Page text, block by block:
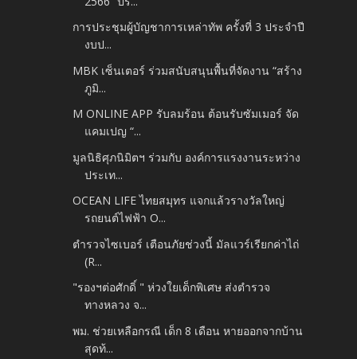
การประชุมผู้บัญชาการเหล่าทัพ ครั้งที่ 3 ประจำปี
งบป...
MBK เซ็นเตอร์ ร่วมสนับสนุนพื้นที่จัดงาน “สร้าง
ภูมิ...
M ONLINE APP รับลมร้อน ต้อนรับซัมเมอร์ จัด
แคมเปญ “...
มูลนิธิศุภนิมิตฯ ร่วมกับ องค์การแรงงานระหว่าง
ประเท...
OCEAN LIFE ไทยสมุทร แจกแล้วรางวัลใหญ่
รถยนต์ไฟฟ้า O...
ตำรวจไซเบอร์ เตือนภัยช่วงนี้ มัลแวร์เรียกค่าไถ่
(R...
"รองฯต่อศักดิ์ " ห่วงใยเด็กพิเศษ ส่งตำรวจ
ทางหลวง จ...
พม. ช่วยเหลือกรณี เด็ก 8 เดือน หายออกจากบ้าน
สุดท้...